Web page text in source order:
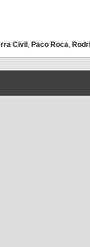
Civil , Paco Roca,